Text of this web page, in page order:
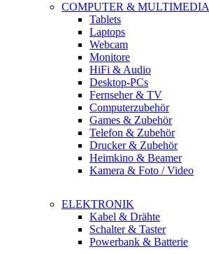
COMPUTER & MULTIMEDIA
Tablets
Laptops
Webcam
Monitore
HiFi & Audio
Desktop-PCs
Fernseher & TV
Computerzubehör
Games & Zubehör
Telefon & Zubehör
Drucker & Zubehör
Heimkino & Beamer
Kamera & Foto / Video
ELEKTRONIK
Kabel & Drähte
Schalter & Taster
Powerbank & Batterie